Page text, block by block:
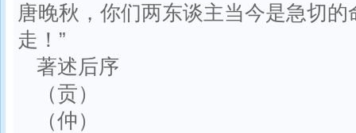
唐晚秋，你们两东谈主当今是急切
走！”
著述后序
（贡）
（仲）